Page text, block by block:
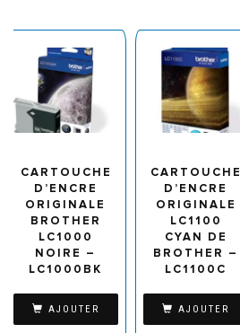
CARTOUCHE
D’ENCRE
ORIGINALE
BROTHER
LC1000
NOIRE –
LC1000BK
AJOUTER
CARTOUCHE
D’ENCRE
ORIGINALE
LC1100
CYAN DE
BROTHER –
LC1100C
AJOUTER